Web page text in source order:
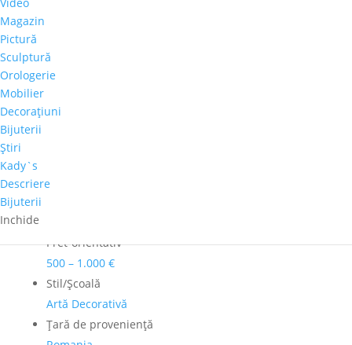
Magazin
Pictură
Sculptură
Orologerie
Mobilier
Decoraţiuni
Bijuterii
Ştiri
Kady`s
Descriere
Bijuterii
Inchide
"Classic
4"Comandă telefonică!
Autor
Culoare dominanta
79cm x 104cm
Pret-orientativ
500 – 1.000 €
Stil/Şcoală
Artă Decorativă
Ţară de provenienţă